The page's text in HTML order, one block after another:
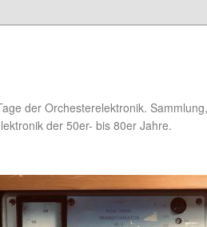
der Orchesterelektronik.
der 50er- bis 80er Jahre.